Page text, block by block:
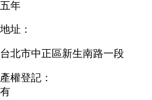
五年
地址：
台北市中正區新生南路一段
產權登記：
有